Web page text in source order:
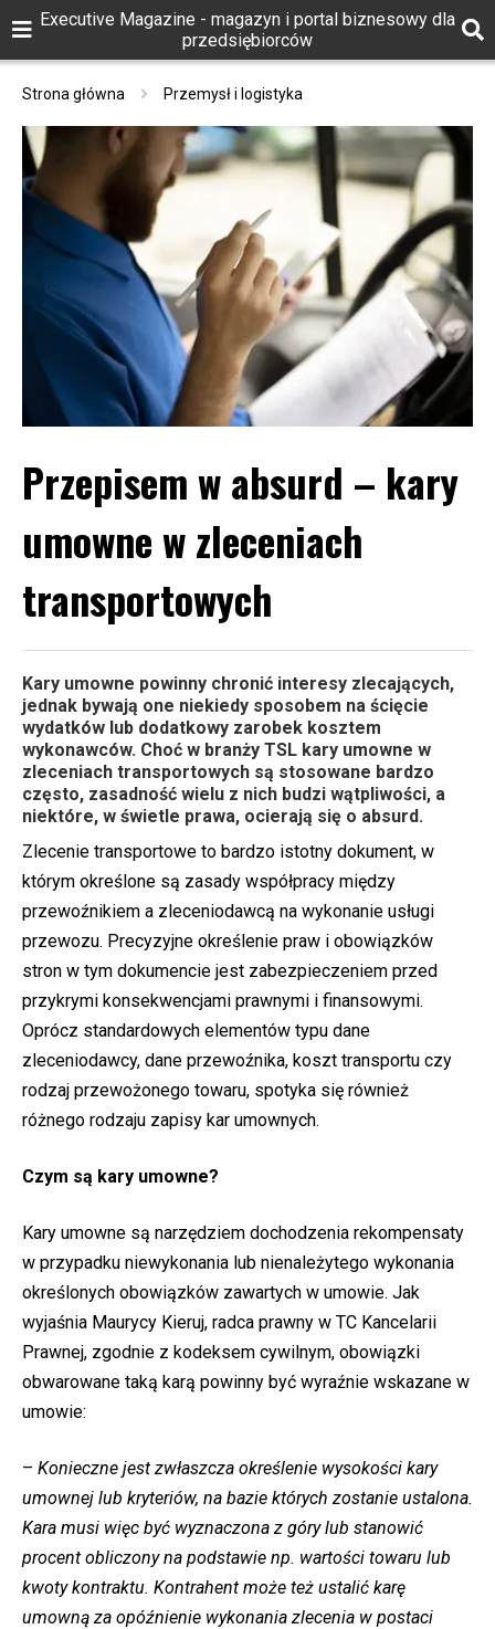
Executive Magazine - magazyn i portal biznesowy dla
przedsiębiorców
Strona główna Przemysł i logistyka
Przepisem w absurd – kary
umowne w zleceniach
transportowych
Kary umowne powinny chronić interesy zlecających,
jednak bywają one niekiedy sposobem na ścięcie
wydatków lub dodatkowy zarobek kosztem
wykonawców. Choć w branży TSL kary umowne w
zleceniach transportowych są stosowane bardzo
często, zasadność wielu z nich budzi wątpliwości, a
niektóre, w świetle prawa, ocierają się o absurd.
Zlecenie transportowe to bardzo istotny dokument, w
którym określone są zasady współpracy między
przewoźnikiem a zleceniodawcą na wykonanie usługi
przewozu. Precyzyjne określenie praw i obowiązków
stron w tym dokumencie jest zabezpieczeniem przed
przykrymi konsekwencjami prawnymi i finansowymi.
Oprócz standardowych elementów typu dane
zleceniodawcy, dane przewoźnika, koszt transportu czy
rodzaj przewożonego towaru, spotyka się również
różnego rodzaju zapisy kar umownych.
Czym są kary umowne?
Kary umowne są narzędziem dochodzenia rekompensaty
w przypadku niewykonania lub nienależytego wykonania
określonych obowiązków zawartych w umowie. Jak
wyjaśnia Maurycy Kieruj, radca prawny w TC Kancelarii
Prawnej, zgodnie z kodeksem cywilnym, obowiązki
obwarowane taką karą powinny być wyraźnie wskazane w
umowie:
– Konieczne jest zwłaszcza określenie wysokości kary
umownej lub kryteriów, na bazie których zostanie ustalona.
Kara musi więc być wyznaczona z góry lub stanowić
procent obliczony na podstawie np. wartości towaru lub
kwoty kontraktu. Kontrahent może też ustalić karę
umowną za opóźnienie wykonania zlecenia w postaci